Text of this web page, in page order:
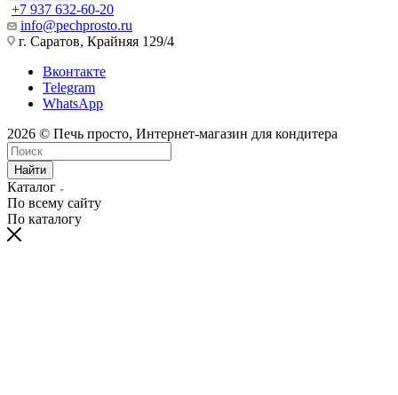
Вопрос-ответ
Контакты
+7 937 632-60-20
г. Саратов, Крайняя 129/4
Вконтакте
WhatsApp
2026 © Печь просто, Интернет-магазин для кондитера
Найти
Каталог
По всему сайту